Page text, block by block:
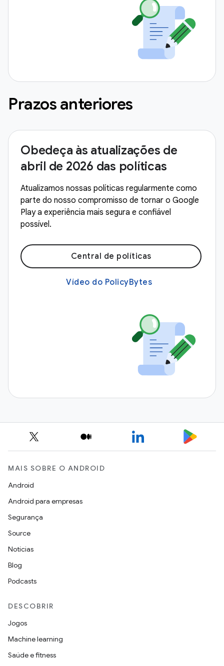
Prazos anteriores
Obedeça às atualizações de
abril de 2026 das políticas
Atualizamos nossas políticas regularmente como
parte do nosso compromisso de tornar o Google
Play a experiência mais segura e confiável
possível.
Central de políticas
Vídeo do PolicyBytes
MAIS SOBRE O ANDROID
Android
Android para empresas
Segurança
Source
Notícias
Blog
Podcasts
DESCOBRIR
Jogos
Machine learning
Saúde e fitness